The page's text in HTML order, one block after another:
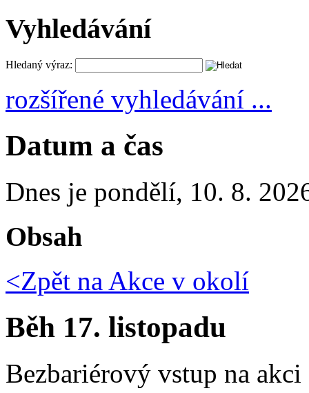
Vyhledávání
Hledaný výraz:
rozšířené vyhledávání ...
Datum a čas
Dnes je pondělí, 10. 8.
Obsah
<Zpět na Akce v okolí
Běh 17. listopadu
Bezbariérový vstup na akci